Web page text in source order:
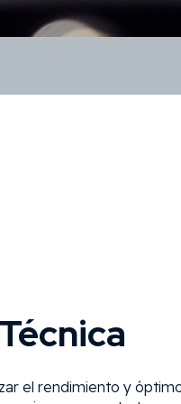
el rendimiento y